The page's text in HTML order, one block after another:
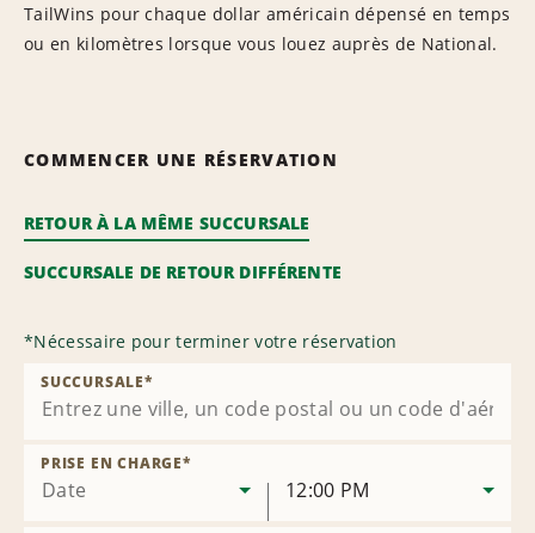
TailWins pour chaque dollar américain dépensé en temps
ou en kilomètres lorsque vous louez auprès de National.
COMMENCER UNE RÉSERVATION
RETOUR À LA MÊME SUCCURSALE
SUCCURSALE DE RETOUR DIFFÉRENTE
*Nécessaire pour terminer votre réservation
SUCCURSALE*
Date
PRISE EN CHARGE*
12:00 PM